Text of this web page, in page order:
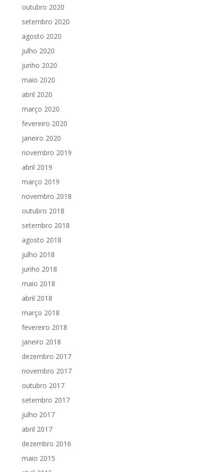
outubro 2020
setembro 2020
agosto 2020
julho 2020
junho 2020
maio 2020
abril 2020
março 2020
fevereiro 2020
janeiro 2020
novembro 2019
abril 2019
março 2019
novembro 2018
outubro 2018
setembro 2018
agosto 2018
julho 2018
junho 2018
maio 2018
abril 2018
março 2018
fevereiro 2018
janeiro 2018
dezembro 2017
novembro 2017
outubro 2017
setembro 2017
julho 2017
abril 2017
dezembro 2016
maio 2015